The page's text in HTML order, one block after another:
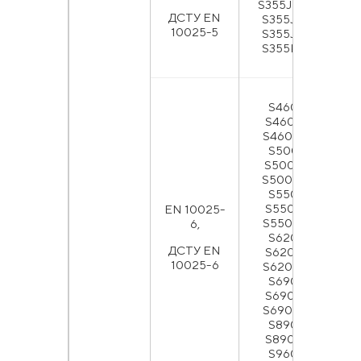
ДСТУ EN
10025-5
S355J2WP,
S355J0W,
S355J2W,
S355K2W
EN 10025-
6,
ДСТУ EN
10025-6
S460Q,
S460QL,
S460QL1,
S500Q,
S500QL,
S500QL1,
S550Q,
S550QL,
S550QL1,
S620Q,
S620QL,
S620QL1,
S690Q,
S690QL,
S690QL1,
S890Q,
S890QL,
S960Q,